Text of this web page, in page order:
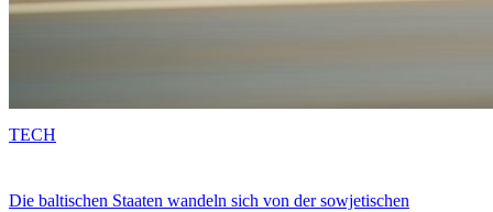
Die baltischen Staaten wandeln sich von der sowjetischen
TECH